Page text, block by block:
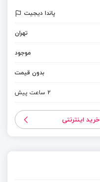
پاندا دیجیت
تهران
موجود
بدون قیمت
2 ساعت پیش
خرید اینترنتی